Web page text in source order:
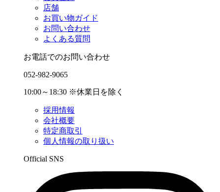
店舗
お買い物ガイド
お問い合わせ
よくある質問
お電話でのお問い合わせ
052-982-9065
10:00～18:30 ※休業日を除く
採用情報
会社概要
特定商取引
個人情報の取り扱い
Official SNS